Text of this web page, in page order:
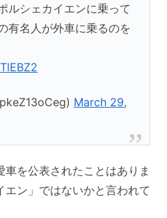
ルシェカイエンに乗って
有名人が外車に乗るのを
March 29,
を公表されたことはありま
ン」ではないかと言われて